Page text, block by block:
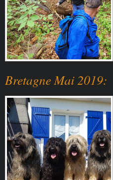
Bretagne Mai 2019: